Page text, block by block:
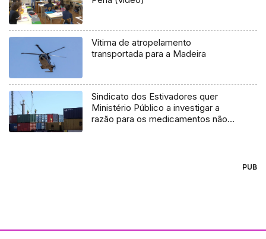
Vítima de atropelamento
transportada para a Madeira
Sindicato dos Estivadores quer
Ministério Público a investigar a
razão para os medicamentos não
PUB